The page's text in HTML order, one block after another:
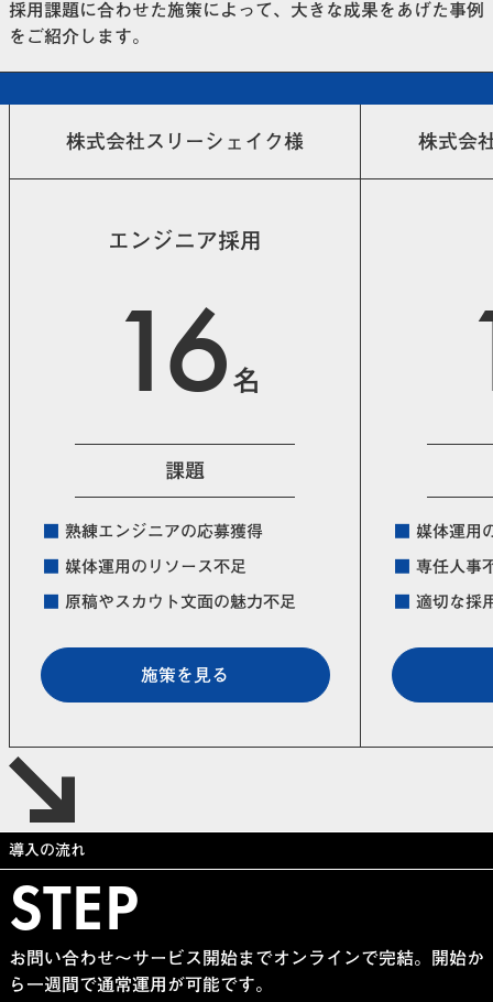
採用課題に合わせた施策によって、大きな成果をあげた事例
をご紹介します。
株式会社スリーシェイク様
エンジニア採用
16 名
課題
熟練エンジニアの応募獲得
媒体運用のリソース不足
原稿やスカウト文面の魅力不足
施策を見る
株式会
媒体運用
専任人事
適切な採
導入の流れ
STEP
お問い合わせ〜サービス開始までオンラインで完結。開始か
ら一週間で通常運用が可能です。